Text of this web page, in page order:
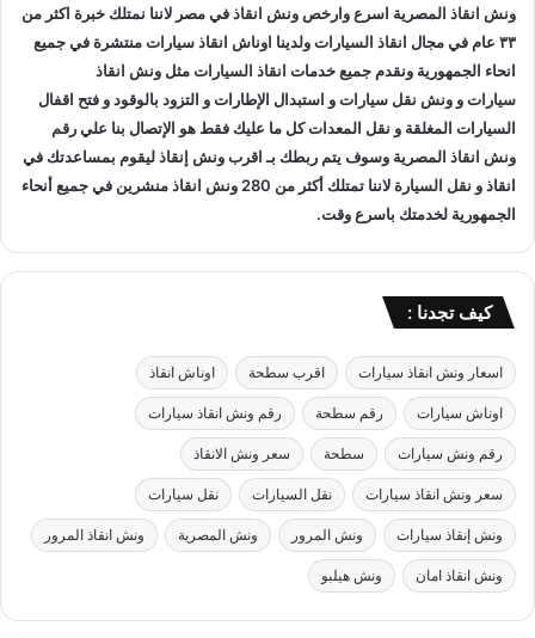
س
ت
م
ن
ي
خ
م
0
%
ن
م
ونش انقاذ المصرية اسرع وارخص ونش انقاذفي مصر لاننا نمتلك خبرة اكثر من
٣٣ عام في مجال
انقاذ السياراتولدينا اوناش انقاذ سياراتمنتشرة في جميع
انحاء الجمهورية ونقدم جميع خدمات انقاذ السياراتمثل ونش انقاذ
سياراتو ونش نقل سياراتو استبدال الإطارات و التزود بالوقود و فتح اقفال
السيارات المغلقة و نقل المعدات كل ما عليك فقط هو الإتصال بنا عليرقم
ونش انقاذ المصرية وسوف يتم ربطك بـ اقرب ونش إنقاذليقوم بمساعدتك في
انقاذ و نقل السيارة لاننا تمتلك أكثر من 280 ونش انقاذمنشرين في جميع أنحاء
الجمهورية لخدمتك باسرع وقت.
كيف تجدنا :
اسعار ونش انقاذ سيارات اقرب سطحة اوناش انقاذ
اوناش سيارات رقم سطحة رقم ونش انقاذ سيارات
رقم ونش سيارات سطحة سعر ونش الانقاذ
سعر ونش انقاذ سيارات نقل السيارات نقل سيارات
ونش إنقاذ سيارات ونش المرور ونش المصرية ونش انقاذ المرور
ونش انقاذ امان ونش هيلبو